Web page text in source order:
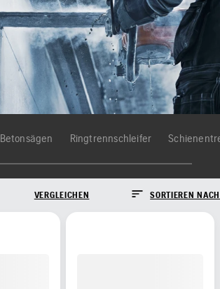
Betonsägen Ringtrennschleifer
VERGLEICHEN SORTIEREN NACH